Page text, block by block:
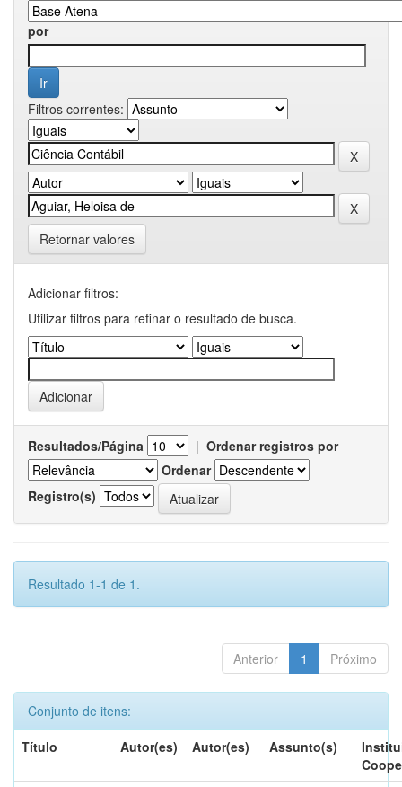
por
Filtros correntes:
Retornar valores
Adicionar filtros:
Utilizar filtros para refinar o resultado de busca.
Resultados/Página | Ordenar registros por
Ordenar
Registro(s)
Resultado 1-1 de 1.
Anterior 1 Próximo
Conjunto de itens:
Título
Autor(es) Autor(es) Assunto(s)